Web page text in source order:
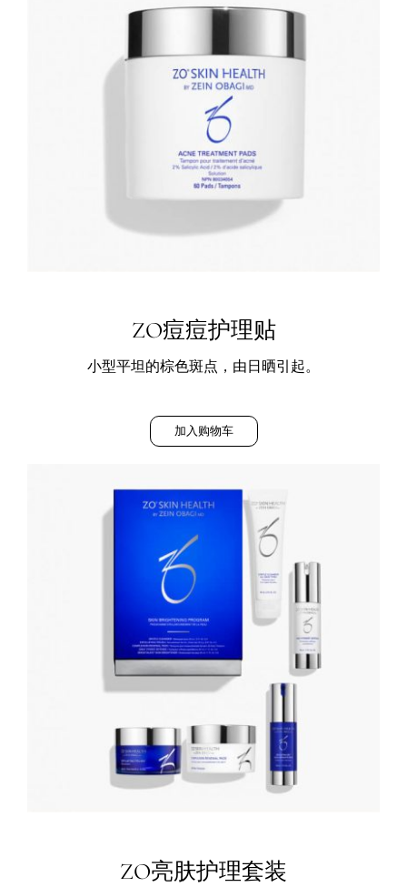
ZO痘痘护理贴
小型平坦的棕色斑点，由日晒引起。
加入购物车
ZO亮肤护理套装